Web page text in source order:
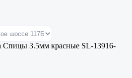
Спицы 3.5мм красные SL-13916-